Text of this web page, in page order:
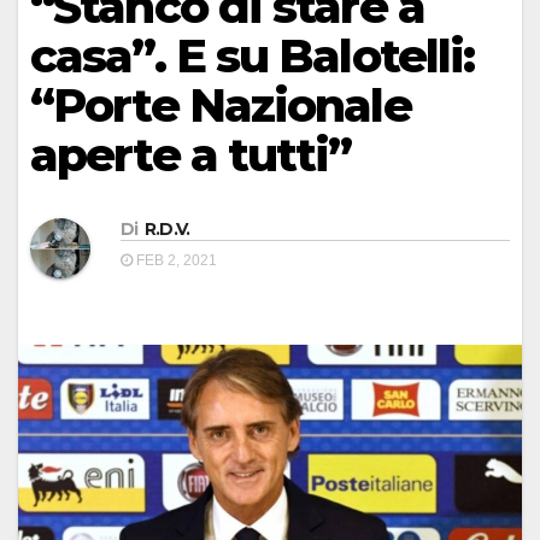
casa”. E su Balotelli:
“Porte Nazionale
aperte a tutti”
Di R.D.V.
FEB 2, 2021